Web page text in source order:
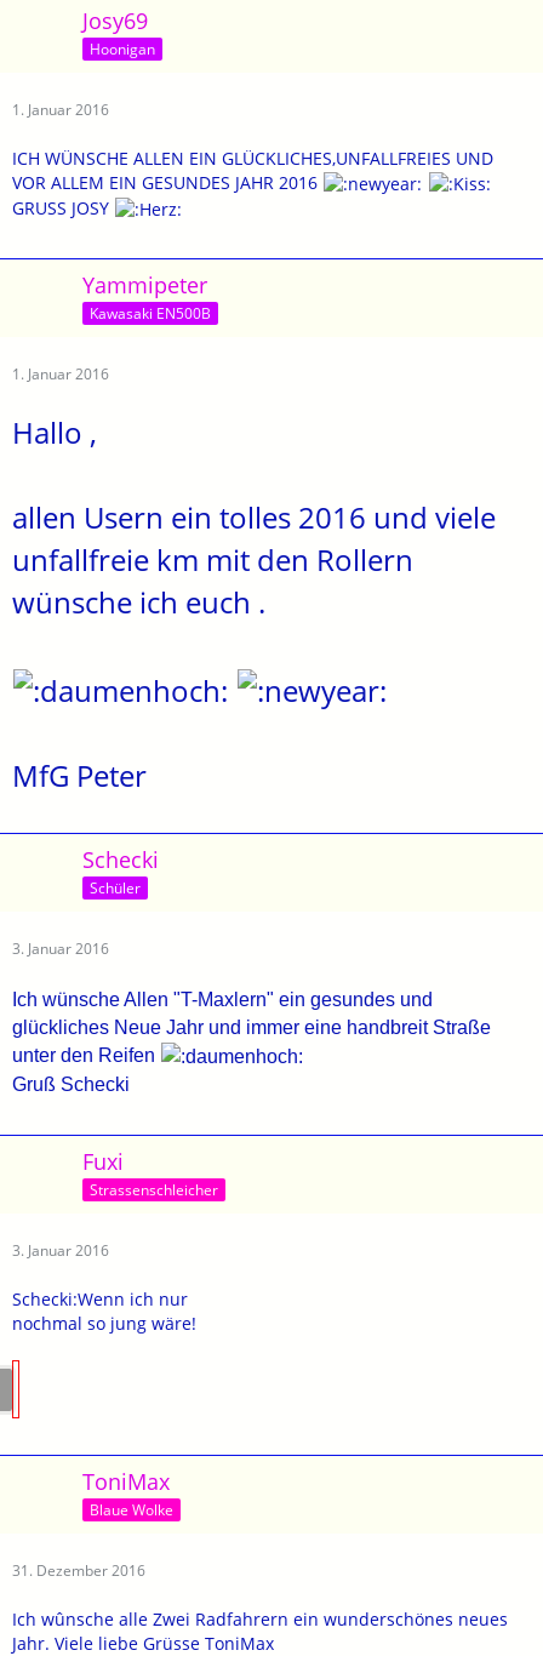
Josy69
Hoonigan
1. Januar 2016
ICH WÜNSCHE ALLEN EIN GLÜCKLICHES,UNFALLFREIES UND
VOR ALLEM EIN GESUNDES JAHR 2016
GRUSS JOSY
Yammipeter
Kawasaki EN500B
1. Januar 2016
Hallo ,
allen Usern ein tolles 2016 und viele
unfallfreie km mit den Rollern
wünsche ich euch .
MfG Peter
Schecki
Schüler
3. Januar 2016
Ich wünsche Allen "T-Maxlern" ein gesundes und
glückliches Neue Jahr und immer eine handbreit Straße
unter den Reifen
Gruß Schecki
Fuxi
Strassenschleicher
3. Januar 2016
Schecki:Wenn ich nur
nochmal so jung wäre!
ToniMax
Blaue Wolke
31. Dezember 2016
Ich wûnsche alle Zwei Radfahrern ein wunderschönes neues
Jahr. Viele liebe Grüsse ToniMax